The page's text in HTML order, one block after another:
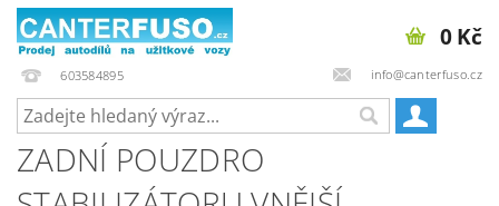
603584895 info@canterfuso.cz
0 Kč
ZADNÍ POUZDRO